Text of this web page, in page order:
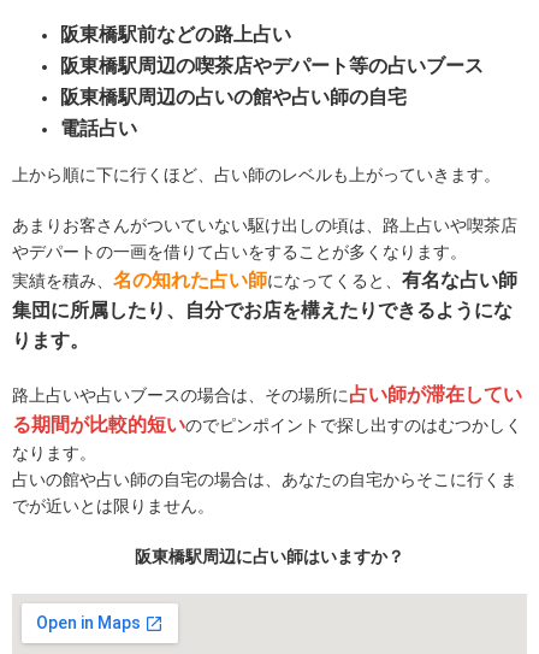
阪東橋駅前などの路上占い
阪東橋駅周辺の喫茶店やデパート等の占いブース
阪東橋駅周辺の占いの館や占い師の自宅
電話占い
上から順に下に行くほど、占い師のレベルも上がっていきます。
あまりお客さんがついていない駆け出しの頃は、路上占いや喫茶店
やデパートの一画を借りて占いをすることが多くなります。
実績を積み、 名の知れた占い師になってくると、 有名な占い師
集団に所属したり、自分でお店を構えたりできるようにな
ります。
路上占いや占いブースの場合は、その場所に占い師が滞在してい
る期間が比較的短いのでピンポイントで探し出すのはむつかしく
なります。
占いの館や占い師の自宅の場合は、あなたの自宅からそこに行くま
でが近いとは限りません。
阪東橋駅周辺に占い師はいますか？